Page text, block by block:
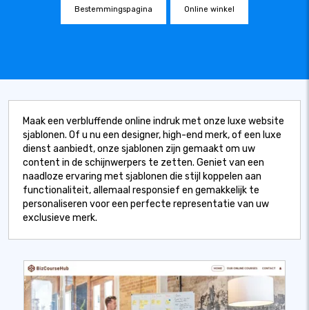
Bestemmingspagina Online winkel
Maak een verbluffende online indruk met onze luxe website
sjablonen. Of u nu een designer, high-end merk, of een luxe
dienst aanbiedt, onze sjablonen zijn gemaakt om uw
content in de schijnwerpers te zetten. Geniet van een
naadloze ervaring met sjablonen die stijl koppelen aan
functionaliteit, allemaal responsief en gemakkelijk te
personaliseren voor een perfecte representatie van uw
exclusieve merk.